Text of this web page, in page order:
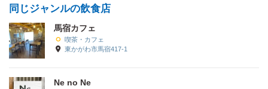
同じジャンルの飲食店
馬宿カフェ
喫茶・カフェ
東かがわ市馬宿417-1
Ne no Ne